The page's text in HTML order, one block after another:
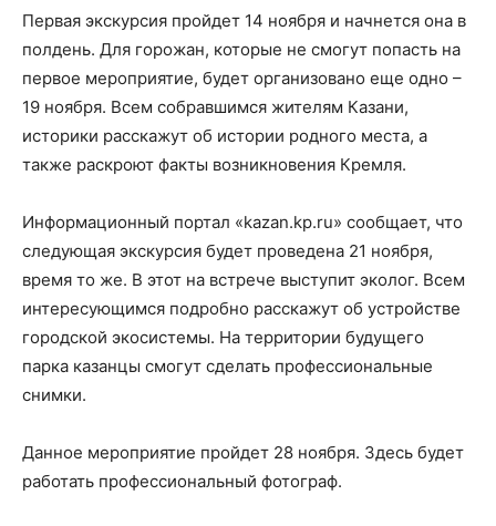
Первая экскурсия пройдет 14 ноября и начнется она в
полдень. Для горожан, которые не смогут попасть на
первое мероприятие, будет организовано еще одно –
19 ноября. Всем собравшимся жителям Казани,
историки расскажут об истории родного места, а
также раскроют факты возникновения Кремля.
Информационный портал «kazan.kp.ru» сообщает, что
следующая экскурсия будет проведена 21 ноября,
время то же. В этот на встрече выступит эколог. Всем
интересующимся подробно расскажут об устройстве
городской экосистемы. На территории будущего
парка казанцы смогут сделать профессиональные
снимки.
Данное мероприятие пройдет 28 ноября. Здесь будет
работать профессиональный фотограф.